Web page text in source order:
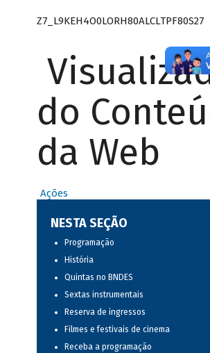
Z7_L9KEH4O0LORH80ALCLTPF80S27
do
da Web
Ações
NESTA SEÇÃO
Programação
História
Quintas no BNDES
Sextas instrumentais
Reserva de ingressos
Filmes e festivais de cinema
Receba a programação